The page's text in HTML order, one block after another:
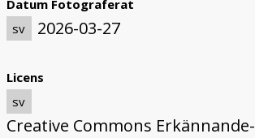
Datum Fotograferat
sv
2026-03-27
Licens
sv
Creative Commons Erkännande-